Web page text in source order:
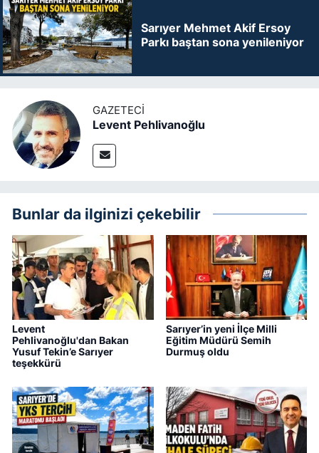
Sarıyer Mehmet Akif Ersoy
Parkı baştan sona yenileniyor
GAZETECI
Levent Pehlivanoğlu
Bunlar da ilginizi çekebilir
Levent
Pehlivanoğlu'dan Bakan
Yusuf Tekin’e Sarıyer
teşekkürü
Sarıyer’in yeni İlçe Milli
Eğitim Müdürü Semih
Durmuş oldu